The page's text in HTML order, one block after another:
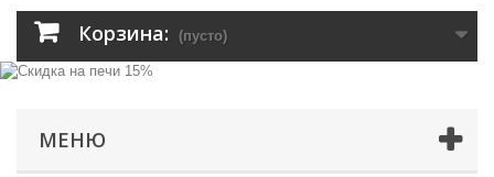
Корзина: (пусто)
МЕНЮ